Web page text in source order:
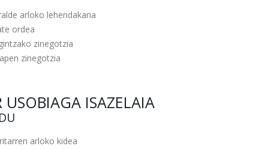
arloko lehendakaria
ordea
zinegotzia
zinegotzia
USOBIAGA ISAZELAIA
arloko kidea